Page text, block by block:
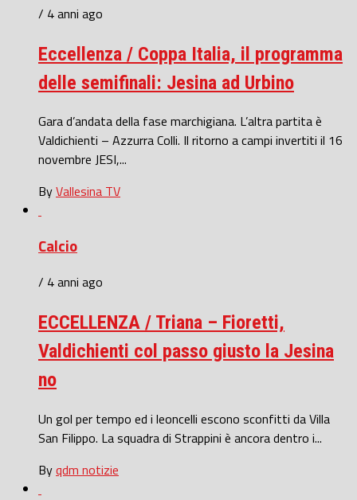
/ 4 anni ago
Eccellenza / Coppa Italia, il programma
delle semifinali: Jesina ad Urbino
Gara d’andata della fase marchigiana. L’altra partita è
Valdichienti – Azzurra Colli. Il ritorno a campi invertiti il 16
novembre JESI,...
ByVallesina TV
Calcio
/ 4 anni ago
ECCELLENZA / Triana – Fioretti,
Valdichienti col passo giusto la Jesina
no
Un gol per tempo ed i leoncelli escono sconfitti da Villa
San Filippo. La squadra di Strappini è ancora dentro i...
Byqdm notizie